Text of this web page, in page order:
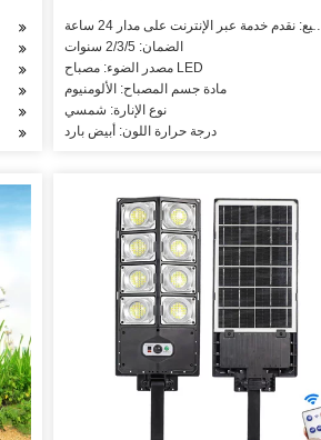
نقدم خدمة عبر الإنترنت على مدار 24 ساعة
الضمان: 2/3/5 سنوات
مصدر الضوء: مصباح LED
مادة جسم المصباح: الألومنيوم
نوع الإنارة: شمسي
درجة حرارة اللون: أبيض بارد
خدمة ما بعد البيع: نحن نقدم خدمة VIP على مدار 24 ساعة